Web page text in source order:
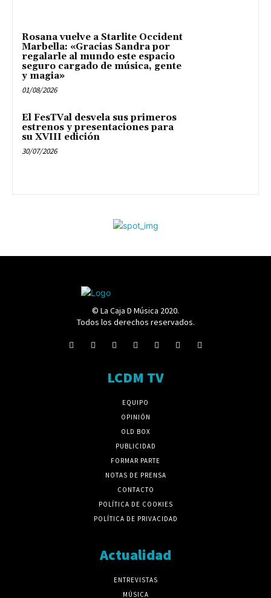
Rosana vuelve a Starlite Occident
Marbella: «Gracias Sandra por
regalarle al mundo este espacio
seguro cargado de música, gente
y magia»
01/08/2026
El FesTVal desvela sus primeros
estrenos y presentaciones para
su XVIII edición
30/07/2026
© La Caja D Música 2020.
Todos los derechos reservados.
LCDM TV
EQUIPO
OPINIÓN
OLD BOX
PUBLICIDAD
FORMAR PARTE
NOTAS DE PRENSA
CONTACTO
POLÍTICA DE COOKIES
POLÍTICA DE PRIVACIDAD
Actualidad
ENTREVISTAS
MÚSICA